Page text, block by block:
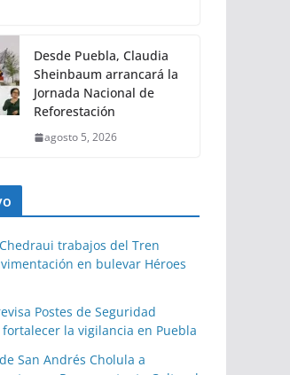
Desde Puebla, Claudia
Sheinbaum arrancará la
Jornada Nacional de
Reforestación
agosto 5, 2026
trabajos del Tren
en bulevar Héroes
Postes de Seguridad
la vigilancia en Puebla
San Andrés Cholula a